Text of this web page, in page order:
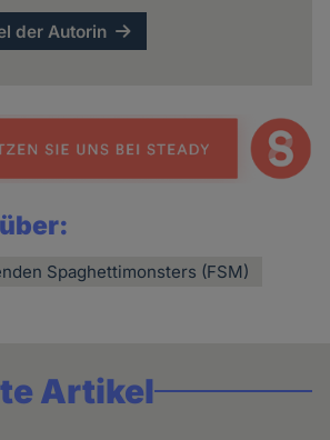
der Autorin
Spaghettimonsters (FSM)
Artikel